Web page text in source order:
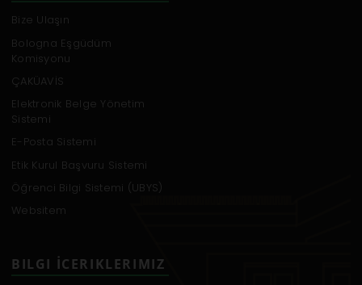
Bize Ulaşın
Bologna Eşgüdüm
Komisyonu
ÇAKÜAVİS
Elektronik Belge Yönetim
Sistemi
E-Posta Sistemi
Etik Kurul Başvuru Sistemi
Öğrenci Bilgi Sistemi (UBYS)
Websitem
BILGI İCERIKLERIMIZ